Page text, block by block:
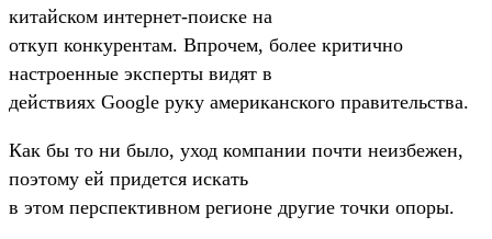
китайском интернет-поиске на
откуп конкурентам. Впрочем, более критично
настроенные эксперты видят в
действиях Google руку американского правительства.
Как бы то ни было, уход компании почти неизбежен,
поэтому ей придется искать
в этом перспективном регионе другие точки опоры.